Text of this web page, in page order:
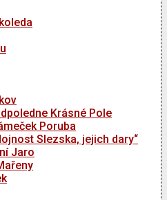
Krásné Pole
Poruba
Slezska, jejich dary“
Jaro